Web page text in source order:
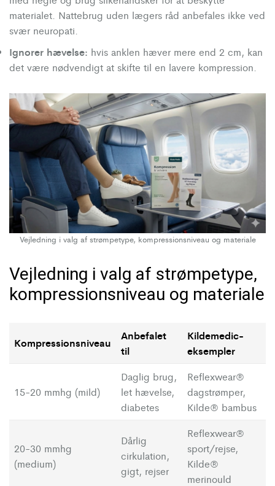
materialet. Nattebrug uden lægers råd anbefales ikke ved
svær neuropati.
Ignorer hævelse: hvis anklen hæver mere end 2 cm, kan
det være nødvendigt at skifte til en lavere kompression.
Vejledning i valg af strømpetype, kompressionsniveau og materiale
Vejledning i valg af strømpetype,
kompressionsniveau og materiale
Kompressionsniveau
Anbefalet
til
Kildemedic-
eksempler
15-20 mmhg (mild)
Daglig brug,
let hævelse,
diabetes
Reflexwear®
dagstrømper,
Kilde® bambus
20-30 mmhg
(medium)
Dårlig
cirkulation,
gigt, rejser
Reflexwear®
sport/rejse,
Kilde®
merinould